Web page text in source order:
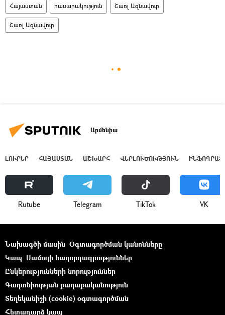
Հայաստան հասարակություն Շառլ Ազնավուր
Շառլ Ազնավուր
Արմենիա
ԼՈՒՐԵՐ ՀԱՅԱՍՏԱՆ ԱՇԽԱՐՀ ՎԵՐԼՈՒԾՈՒԹՅՈՒՆ
Rutube Telegram ТikТоk VK
Նախագծի մասին Օգտագործման կանոնները
Կապ Մամուլի հաղորդագրություններ
Ընկերությունների նորություններ
Գաղտնիության քաղաքականություն
Տեղեկանիշի (cookie) օգտագործման
Հետադարձ կապ